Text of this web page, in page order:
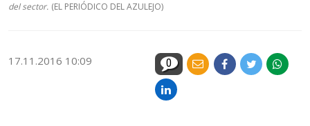
del sector. (EL PERIÓDICO DEL AZULEJO)
17.11.2016 10:09 0